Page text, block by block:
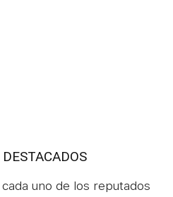
uno de los reputados